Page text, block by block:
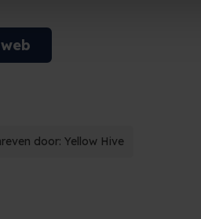
door: Yellow Hive